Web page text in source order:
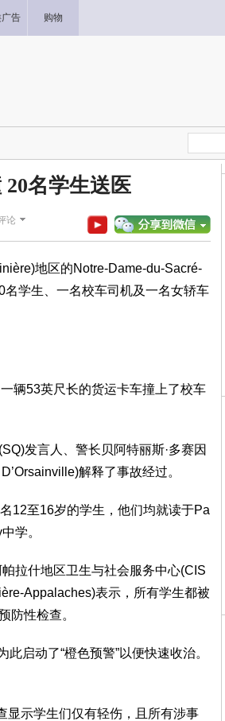
告 购物
名学生送医
论
地区的Notre-Dame-du-Sacré-
学生、一名校车司机及一名女轿车
辆53英尺长的货运卡车撞上了校车
发言人、警长贝阿特丽斯·多赛因
解释了事故经过。
12至16岁的学生，他们均就读于Pa
学。
拉什地区卫生与社会服务中心(CIS
Appalaches)表示，所有学生都被
防性检查。
启动了“橙色预警”以便快速收治。
显示学生们仅有轻伤，且所有涉事